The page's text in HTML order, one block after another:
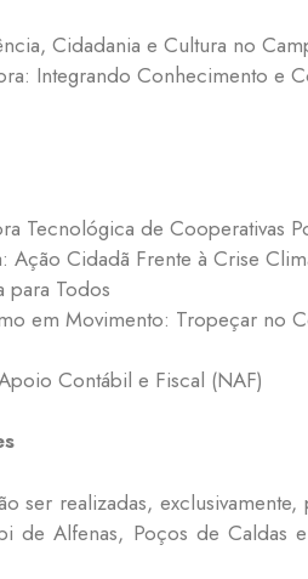
Cidadania e Cultura no
Integrando Conhecimento e
Tecnológica de Cooperativas
Ação Cidadã Frente à Crise
para Todos
em Movimento: Tropeçar no
Contábil e Fiscal (NAF)
ser realizadas,
de Alfenas, Poços de Caldas